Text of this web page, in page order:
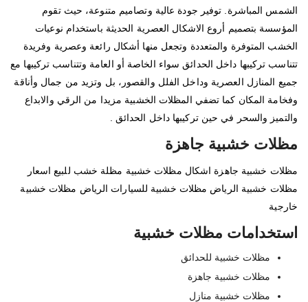
الشمس المباشرة. توفير جودة عالية وتصاميم متنوعة، حيث تقوم
المؤسسة بتصميم أروع الاشكال العصرية الحديثة باستخدام نوعيات
الخشب المتوفرة والمتعددة وتجعل منها أشكال رائعة وعصرية وفريدة
تتناسب تركيبها داخل الحدائق سواء الخاصة أو العامة وتتناسب تركيبها مع
جميع المنازل العصرية وداخل الفلل والقصور، بل وتزيد من جمال وأناقة
وفخامة المكان كما تضفي المظلات الخشبية مزيدا من الرقي والابداع
والتميز والسحر في حين تركيبها داخل الحدائق .
مظلات خشبية جاهزة
مظلات خشبية جاهزة اشكال مظلات خشبية مظلة خشب للبيع اسعار
مظلات خشبية الرياض مظلات خشبية للسيارات الرياض مظلات خشبية
خارجية
استخدامات مظلات خشبية
مظلات خشبية للحدائق
مظلات خشبية جاهزة
مظلات خشبية منازل